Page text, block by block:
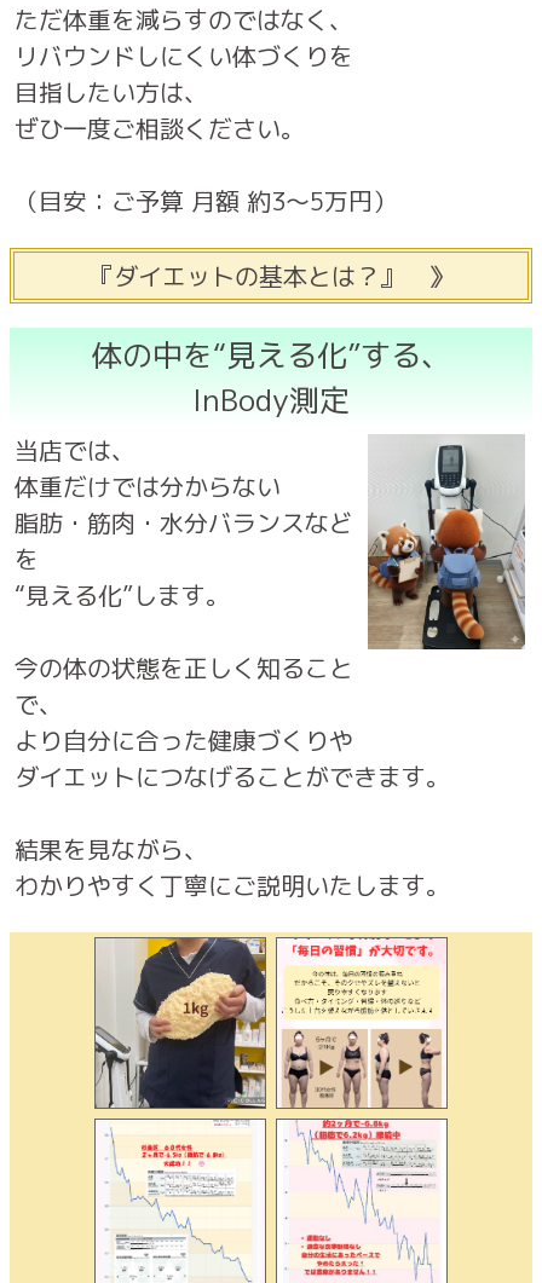
ただ体重を減らすのではなく、
リバウンドしにくい体づくりを
目指したい方は、
ぜひ一度ご相談ください。
（目安：ご予算 月額 約3〜5万円）
『ダイエットの基本とは？』 》
体の中を“見える化”する、
InBody測定
当店では、
体重だけでは分からない
脂肪・筋肉・水分バランスなど
を
“見える化”します。
今の体の状態を正しく知ること
で、
より自分に合った健康づくりや
ダイエットにつなげることができます。
結果を見ながら、
わかりやすく丁寧にご説明いたします。